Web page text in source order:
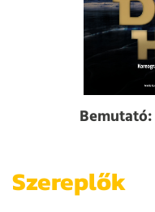
Bemutató:
Szereplők